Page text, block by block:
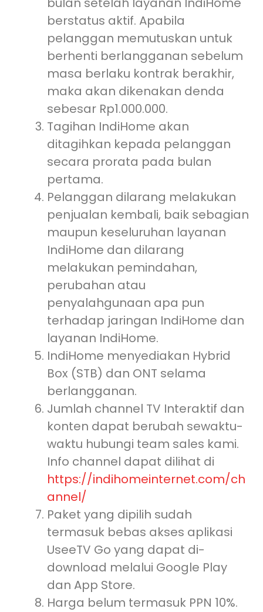
berstatus aktif. Apabila
pelanggan memutuskan untuk
berhenti berlangganan sebelum
masa berlaku kontrak berakhir,
maka akan dikenakan denda
sebesar Rp1.000.000.
Tagihan IndiHome akan
ditagihkan kepada pelanggan
secara prorata pada bulan
pertama.
Pelanggan dilarang melakukan
penjualan kembali, baik sebagian
maupun keseluruhan layanan
IndiHome dan dilarang
melakukan pemindahan,
perubahan atau
penyalahgunaan apa pun
terhadap jaringan IndiHome dan
layanan IndiHome.
IndiHome menyediakan Hybrid
Box (STB) dan ONT selama
berlangganan.
Jumlah channel TV Interaktif dan
konten dapat berubah sewaktu-
waktu hubungi team sales kami.
Info channel dapat dilihat di
https://indihomeinternet.com/ch
annel/
Paket yang dipilih sudah
termasuk bebas akses aplikasi
UseeTV Go yang dapat di-
download melalui Google Play
dan App Store.
Harga belum termasuk PPN 10%.